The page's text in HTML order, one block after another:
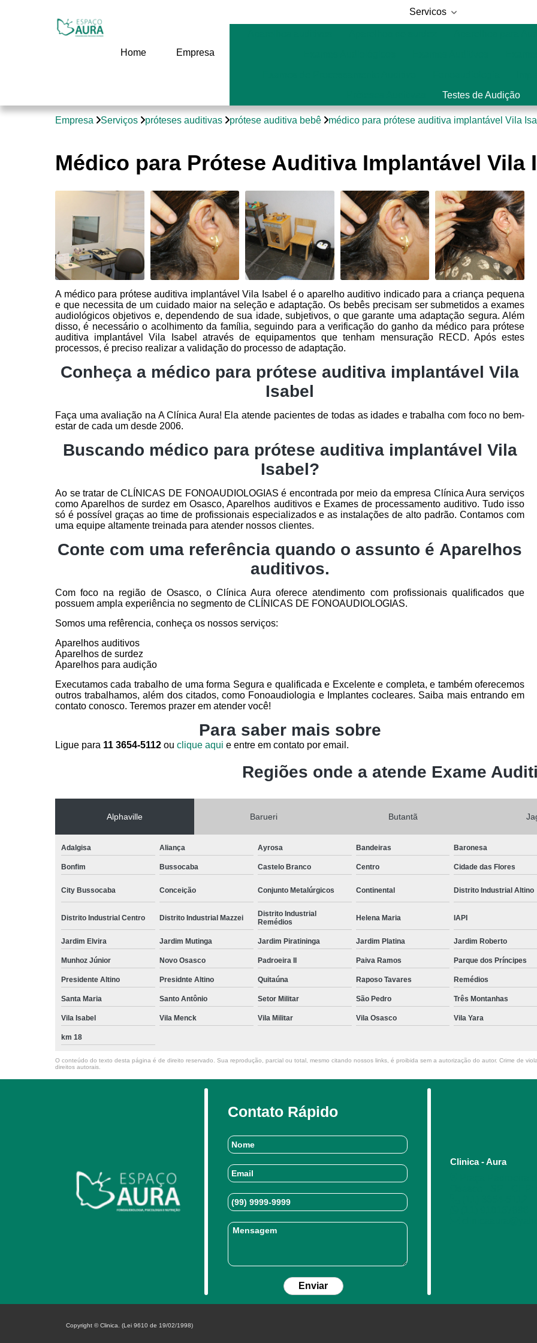
Home Empresa
Servicos
Testes de Audição
Empresa Serviços próteses auditivas prótese auditiva bebê médico para prótese auditiva implantável Vila
Médico para Prótese Auditiva Implantável Vila
A médico para prótese auditiva implantável Vila Isabel é o aparelho auditivo indicado para a criança pequena
e que necessita de um cuidado maior na seleção e adaptação. Os bebês precisam ser submetidos a exames
audiológicos objetivos e, dependendo de sua idade, subjetivos, o que garante uma adaptação segura. Além
disso, é necessário o acolhimento da família, seguindo para a verificação do ganho da médico para prótese
auditiva implantável Vila Isabel através de equipamentos que tenham mensuração RECD. Após estes
processos, é preciso realizar a validação do processo de adaptação.
Conheça a médico para prótese auditiva implantável Vila
Isabel
Faça uma avaliação na A Clínica Aura! Ela atende pacientes de todas as idades e trabalha com foco no bem-
estar de cada um desde 2006.
Buscando médico para prótese auditiva implantável Vila
Isabel?
Ao se tratar de CLÍNICAS DE FONOAUDIOLOGIAS é encontrada por meio da empresa Clínica Aura serviços
como Aparelhos de surdez em Osasco, Aparelhos auditivos e Exames de processamento auditivo. Tudo isso
só é possível graças ao time de profissionais especializados e as instalações de alto padrão. Contamos com
uma equipe altamente treinada para atender nossos clientes.
Conte com uma referência quando o assunto é Aparelhos
auditivos.
Com foco na região de Osasco, o Clínica Aura oferece atendimento com profissionais qualificados que
possuem ampla experiência no segmento de CLÍNICAS DE FONOAUDIOLOGIAS.
Somos uma refêrencia, conheça os nossos serviços:
Aparelhos auditivos
Aparelhos de surdez
Aparelhos para audição
Executamos cada trabalho de uma forma Segura e qualificada e Excelente e completa, e também oferecemos
outros trabalhamos, além dos citados, como Fonoaudiologia e Implantes cocleares. Saiba mais entrando em
contato conosco. Teremos prazer em atender você!
Para saber mais sobre
Ligue para 11 3654-5112 ou clique aqui e entre em contato por email.
Regiões onde a atende Exame
Alphaville Barueri Butantã
Adalgisa Aliança Ayrosa Bandeiras Baronesa
Bonfim Bussocaba Castelo Branco Centro Cidade das Flores
City Bussocaba Conceição Conjunto Metalúrgicos Continental Distrito Industrial Altino
Distrito Industrial Centro Distrito Industrial Mazzei
Distrito Industrial
Remédios
Helena Maria IAPI
Jardim Elvira Jardim Mutinga Jardim Piratininga Jardim Platina Jardim Roberto
Munhoz Júnior Novo Osasco Padroeira II Paiva Ramos Parque dos Príncipes
Presidente Altino Presidnte Altino Quitaúna Raposo Tavares Remédios
Santa Maria Santo Antônio Setor Militar São Pedro Três Montanhas
Vila Isabel Vila Menck Vila Militar Vila Osasco Vila Yara
km 18
O conteúdo do texto desta página é de direito reservado. Sua reprodução, parcial ou total, mesmo citando nossos links, é proibida sem a autorização do autor. Crime de
direitos autorais
Contato Rápido
Clinica - Aura
Copyright © Clinica. (Lei 9610 de 19/02/1998)